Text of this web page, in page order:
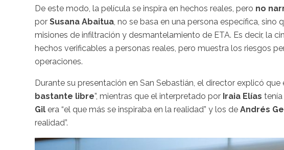
De este modo, la película se inspira en hechos reales, pero no
por Susana Abaitua , no se basa en una persona específica,
misiones de infiltración y desmantelamiento de ETA. Es decir, la
hechos verificables a personas reales, pero muestra los riesgos
operaciones.
Durante su presentación en San Sebastián, el director explicó que
bastante libre”, mientras que el interpretado por Iraia Elías tenía
Gil era “el que más se inspiraba en la realidad” y los de Andrés
realidad”.